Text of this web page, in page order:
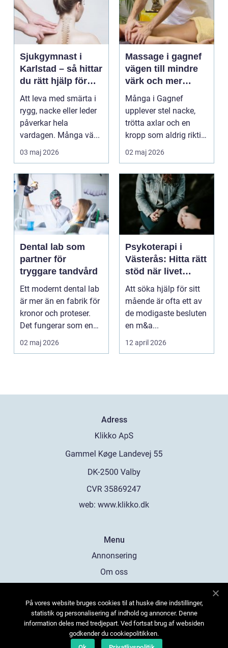
Sjukgymnast i
Karlstad – så hittar
du rätt hjälp för
smärta och rehab
Att leva med smärta i
rygg, nacke eller leder
påverkar hela
vardagen. Många vä...
03 maj 2026
Massage i gagnef
vägen till mindre
värk och mer
vardagsenergi
Många i Gagnef
upplever stel nacke,
trötta axlar och en
kropp som aldrig riktigt
hinner återhämta si...
02 maj 2026
Dental lab som
partner för
tryggare tandvård
Ett modernt dental lab
är mer än en fabrik för
kronor och proteser.
Det fungerar som en
förlängning ...
02 maj 2026
Psykoterapi i
Västerås: Hitta rätt
stöd när livet
skaver
Att söka hjälp för sitt
mående är ofta ett av
de modigaste besluten
en m&a...
12 april 2026
Adress
web: www.klikko.dk
Menu
Annonsering
Om oss
Kontakta oss
Sitemap
På vores website bruges cookies til at huske dine indstillinger,
statistik og personalisering af indhold og annoncer. Denne
information deles med tredjepart. Ved fortsat brug af websiden
godkender du cookiepolitikken.